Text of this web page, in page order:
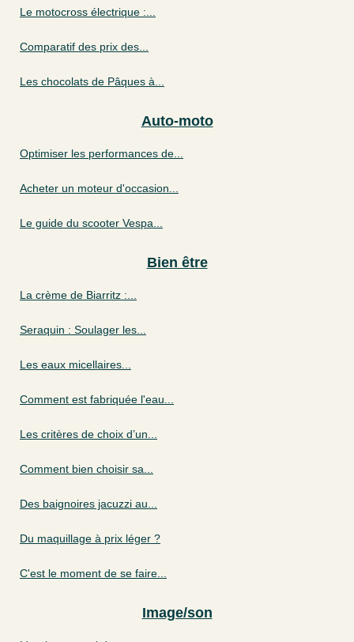
Le motocross électrique :...
Comparatif des prix des...
Les chocolats de Pâques à...
Auto-moto
Optimiser les performances de...
Acheter un moteur d'occasion...
Le guide du scooter Vespa...
Bien être
La crème de Biarritz :...
Seraquin : Soulager les...
Les eaux micellaires...
Comment est fabriquée l'eau...
Les critères de choix d’un...
Comment bien choisir sa...
Des baignoires jacuzzi au...
Du maquillage à prix léger ?
C'est le moment de se faire...
Image/son